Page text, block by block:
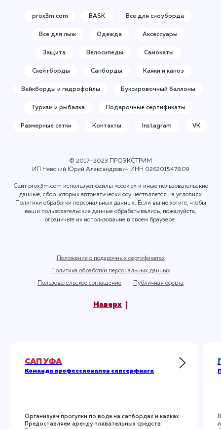
prox3m.com BASK Все для сноуборда
Все для лыж Одежда Аксессуары
Защита Велосипеды Самокаты
Скейтборды Сапборды Каяки и каноэ
Вейкборды и гидрофойлы Буксировочный баллоны
Туризм и рыбалка Подарочные сертификаты
Размерные сетки Контакты Instagram VK
© 2017—2023 ПРОЭКСТРИМ
ИП Невский Юрий Александрович ИНН 026201547809
Сайт prox3m.com использует файлы «cookie» и иные пользовательские
данные, сбор которых автоматически осуществляется на условиях
Политики обработки персональных данных. Если вы не хотите, чтобы
ваши пользовательские данные обрабатывались, пожалуйста,
ограничьте их использование в своем браузере.
Положение о подарочных сертификатах
Политика обработки персональных данных
Пользовательское соглашение Публичная оферта
Наверх
САП УФА
Команда профессионалов сапсерфинга
Организуем прогулки по воде на сапбордах и каяках
Предоставляем аренду плавательных средств